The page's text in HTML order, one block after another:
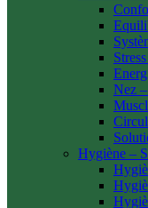
Nez
Hygiène –